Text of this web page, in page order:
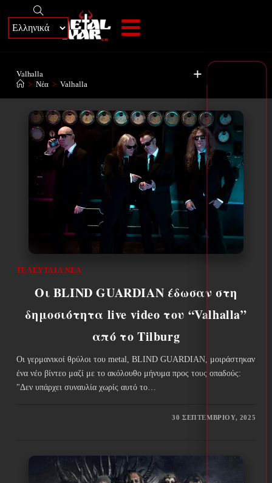
+
Valhalla
> Νέα > Valhalla
ΤΕΛΕΥΤΑΊΑ ΝΈΑ
Οι BLIND GUARDIAN έδωσαν στη
δημοσιότητα live video του “Valhalla”
από το Tilburg
Οι γερμανικοί θρύλοι του metal, BLIND GUARDIAN, μοιράστηκαν
ένα νέο βίντεο μαζί με το ακόλουθο μήνυμα προς τους οπαδούς:
"Δεν υπάρχει συναυλία χωρίς αυτό το…
30 ΣΕΠΤΕΜΒΡΊΟΥ, 2025